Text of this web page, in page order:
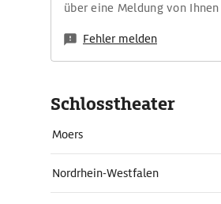
über eine Meldung von
Fehler melden
Schlosstheater
Moers
Nordrhein-Westfalen